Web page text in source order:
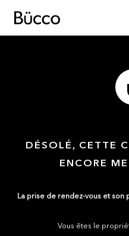
DÉSOLÉ, CETTE
ENCORE
La prise de rendez-vous et son
Vous êtes le